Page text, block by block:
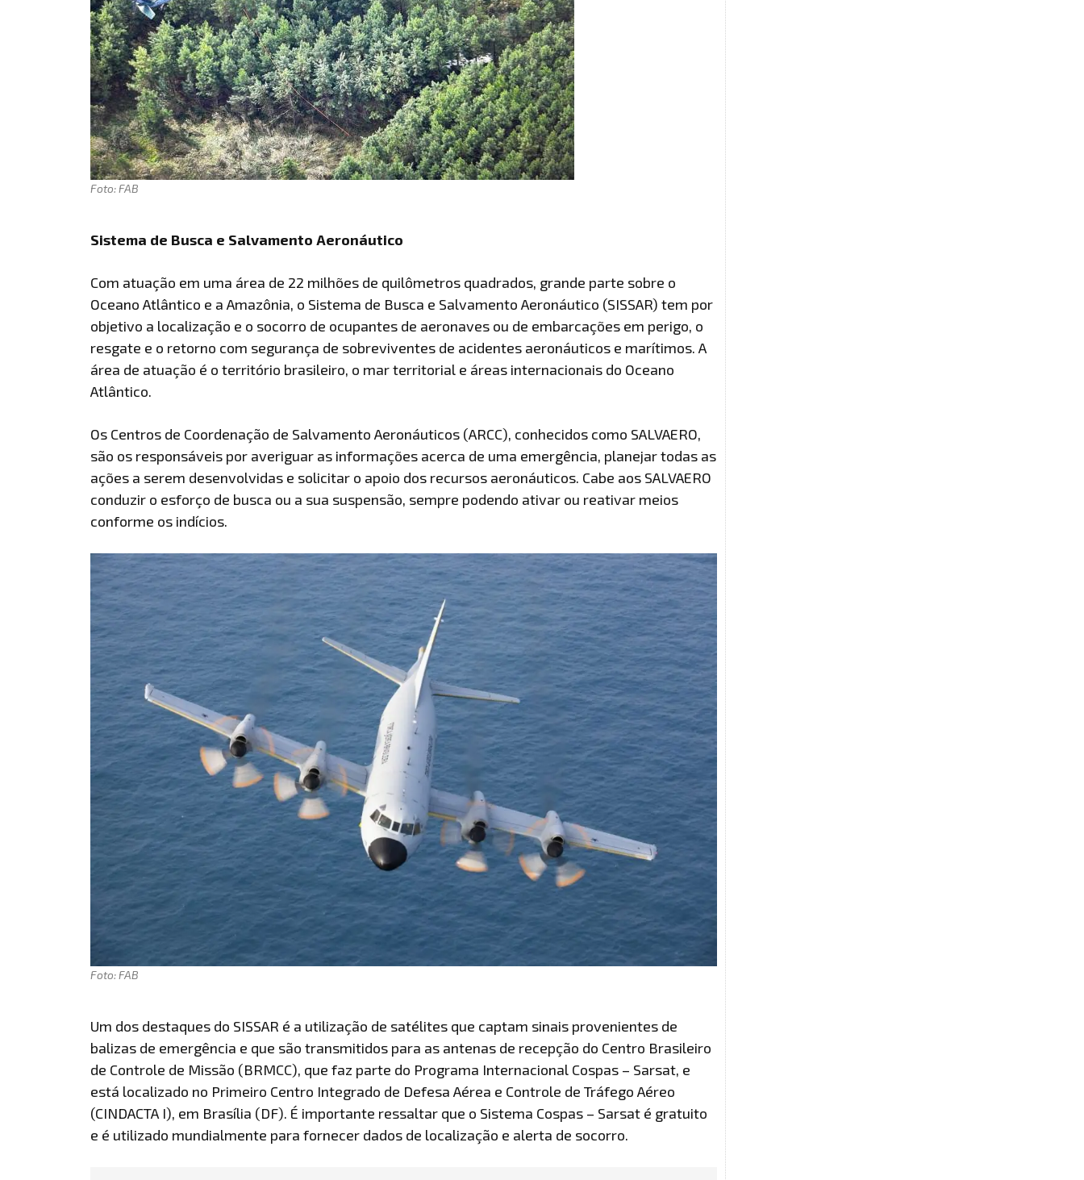
Foto: FAB
Sistema de Busca e Salvamento Aeronáutico
Com atuação em uma área de 22 milhões de quilômetros quadrados, grande parte sobre o
Oceano Atlântico e a Amazônia, o Sistema de Busca e Salvamento Aeronáutico (SISSAR) tem por
objetivo a localização e o socorro de ocupantes de aeronaves ou de embarcações em perigo, o
resgate e o retorno com segurança de sobreviventes de acidentes aeronáuticos e marítimos. A
área de atuação é o território brasileiro, o mar territorial e áreas internacionais do Oceano
Atlântico.
Os Centros de Coordenação de Salvamento Aeronáuticos (ARCC), conhecidos como SALVAERO,
são os responsáveis por averiguar as informações acerca de uma emergência, planejar todas as
ações a serem desenvolvidas e solicitar o apoio dos recursos aeronáuticos. Cabe aos SALVAERO
conduzir o esforço de busca ou a sua suspensão, sempre podendo ativar ou reativar meios
conforme os indícios.
Foto: FAB
Um dos destaques do SISSAR é a utilização de satélites que captam sinais provenientes de
balizas de emergência e que são transmitidos para as antenas de recepção do Centro Brasileiro
de Controle de Missão (BRMCC), que faz parte do Programa Internacional Cospas – Sarsat, e
está localizado no Primeiro Centro Integrado de Defesa Aérea e Controle de Tráfego Aéreo
(CINDACTA I), em Brasília (DF). É importante ressaltar que o Sistema Cospas – Sarsat é gratuito
e é utilizado mundialmente para fornecer dados de localização e alerta de socorro.